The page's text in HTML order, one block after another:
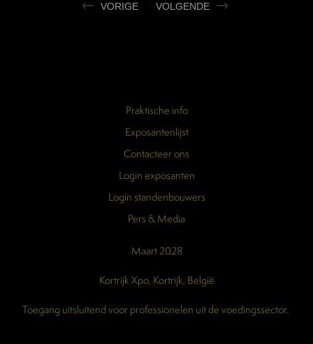
VORIGE VOLGENDE
Praktische info
Exposantenlijst
Contacteer ons
Login exposanten
Login standenbouwers
Pers & Media
Maart 2028
Kortrijk Xpo, Kortrijk, België
Toegang uitsluitend voor professionelen uit de voedingssector.